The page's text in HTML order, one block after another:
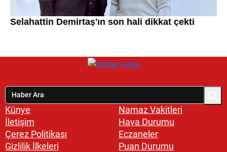
Künye
İletişim
Çerez Politikası
Gizlilik İlkeleri
Namaz Vakitleri
Hava Durumu
Eczaneler
Puan Durumu